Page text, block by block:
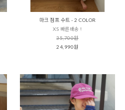
마크 점프 수트 - 2 COLOR
XS 빠른배송 !
35,700원
24,990원